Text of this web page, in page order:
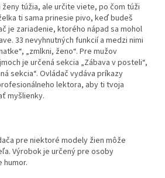
túžia, ale určite viete, po čom túži
ti sama prinesie pivo, keď budeš
je zariadenie, ktorého nápad sa mohol
33 nevyhnutných funkcií a medzi nimi
„zmlkni, ženo“. Pre mužov
je určená sekcia „Zábava v posteli“,
sekcia“. Ovládač vydáva príkazy
lektora, aby ti tvoja
myšlienky.
pre niektoré modely žien môže
Výrobok je určený pre osoby
humor.